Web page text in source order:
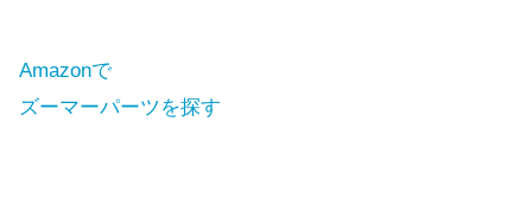
Amazonで
ズーマーパーツを探す